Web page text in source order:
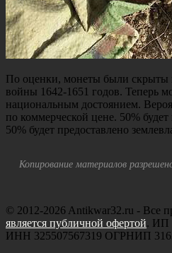
По оценки, монеты были скрыты
войны 1642-1651 годов. Теперь
национальным достоянием.
по коммерческой цене. 50% будет
50% будет предоставлено
Копирование материалов
© 2012-2026 Antikwar32.ru - Все
является публичной офертой. ИП
ИНН 325507567319 ОГРНИП